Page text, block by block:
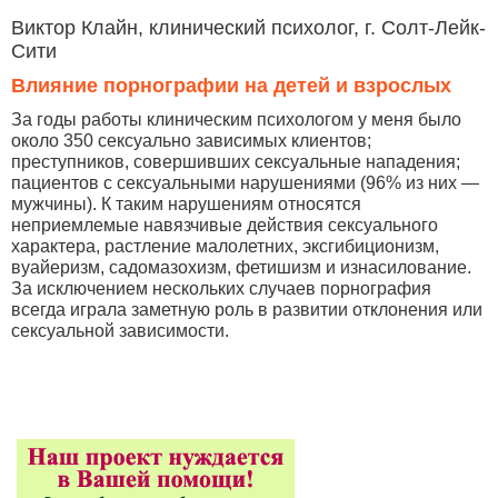
Виктор Клайн, клинический психолог, г. Солт-Лейк-
Сити
Влияние порнографии на детей и взрослых
За годы работы клиническим психологом у меня было
около 350 сексуально зависимых клиентов;
преступников, совершивших сексуальные нападения;
пациентов с сексуальными нарушениями (96% из них —
мужчины). К таким нарушениям относятся
неприемлемые навязчивые действия сексуального
характера, растление малолетних, эксгибиционизм,
вуайеризм, садомазохизм, фетишизм и изнасилование.
За исключением нескольких случаев порнография
всегда играла заметную роль в развитии отклонения или
сексуальной зависимости.